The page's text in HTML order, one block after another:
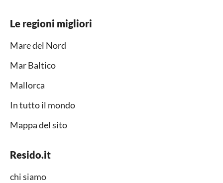
Le regioni migliori
Mare del Nord
Mar Baltico
Mallorca
In tutto il mondo
Mappa del sito
Resido.it
chi siamo